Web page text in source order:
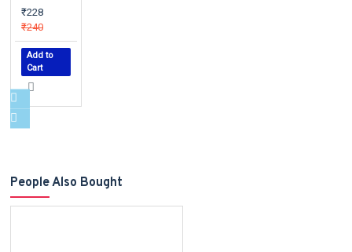
₹228
₹240
Add to
Cart
People Also Bought